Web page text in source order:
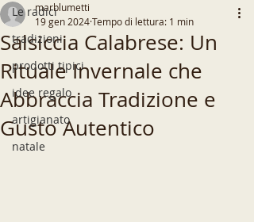
Le radici
tradizioni
prodotti tipici
idee regalo
artigianato
natale
Salsiccia Calabrese: Un
Rituale Invernale che
Abbraccia Tradizione e
Gusto Autentico
marblumetti
19 gen 2024Tempo di lettura: 1 min